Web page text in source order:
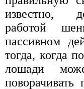
известно,
работой
пассивном
тогда, когда
лошади